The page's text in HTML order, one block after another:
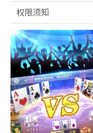
软件优点
1、每项游戏都有专
地主中需要灵活运用
技巧的融合，带来多
2、参与过程中可通过
乐体验。这些元素可
力。
3、多数项目设有进阶
体验和权益获取。通
权限须知